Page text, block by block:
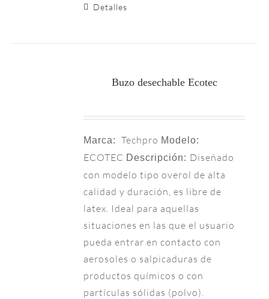
Detalles
Buzo desechable Ecotec
Marca: Techpro Modelo:
ECOTEC Descripción: Diseñado
con modelo tipo overol de alta
calidad y duración, es libre de
latex. Ideal para aquellas
situaciones en las que el usuario
pueda entrar en contacto con
aerosoles o salpicaduras de
productos químicos o con
partículas sólidas (polvo).